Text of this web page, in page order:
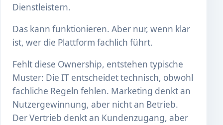
Dienstleistern.
Das kann funktionieren. Aber nur, wenn klar
ist, wer die Plattform fachlich führt.
Fehlt diese Ownership, entstehen typische
Muster: Die IT entscheidet technisch, obwohl
fachliche Regeln fehlen. Marketing denkt an
Nutzergewinnung, aber nicht an Betrieb.
Der Vertrieb denkt an Kundenzugang, aber